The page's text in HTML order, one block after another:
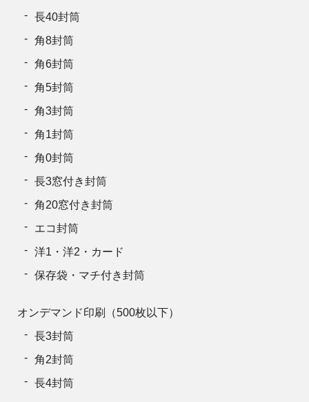
長40封筒
角8封筒
角6封筒
角5封筒
角3封筒
角1封筒
角0封筒
長3窓付き封筒
角20窓付き封筒
エコ封筒
洋1・洋2・カード
保存袋・マチ付き封筒
オンデマンド印刷（500枚以下）
長3封筒
角2封筒
長4封筒